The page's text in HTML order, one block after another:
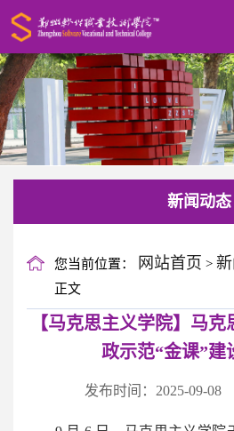
新闻动态
您当前位置： 网站首页 >
正文
【马克思主义学院】马
政示范“金课”建
发布时间：2025-09-08